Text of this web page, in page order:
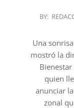
2023-
18
BY:
Una
mostró la
quien
anunciar
zonal